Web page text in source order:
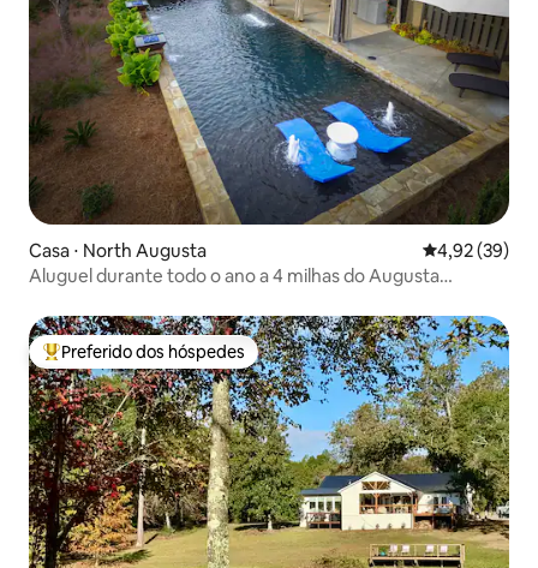
Casa ⋅ North Augusta 4,92 de uma
4,92 (39)
Aluguel durante todo o ano a 4 milhas do Augusta
Entre os melhores preferidos dos hóspedes
Preferido dos hóspedes